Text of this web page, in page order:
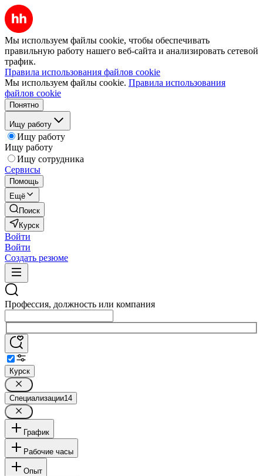
Мы используем файлы cookie, чтобы обеспечивать
правильную работу нашего веб-сайта и анализировать сетевой
трафик.
Правила использования файлов cookie
Мы используем файлы cookie. Правила использования
файлов cookie
Понятно
Ищу работу
Ищу работу
Ищу работу
Ищу сотрудника
Сервисы
Помощь
Ещё
Поиск
Курск
Войти
Войти
Создать резюме
Профессия, должность или компания
Курск
Специализации14
График
Рабочие часы
Опыт